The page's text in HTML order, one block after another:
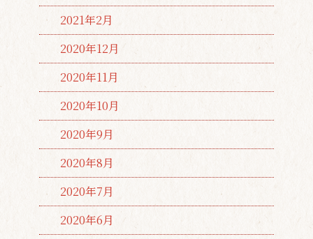
2021年2月
2020年12月
2020年11月
2020年10月
2020年9月
2020年8月
2020年7月
2020年6月